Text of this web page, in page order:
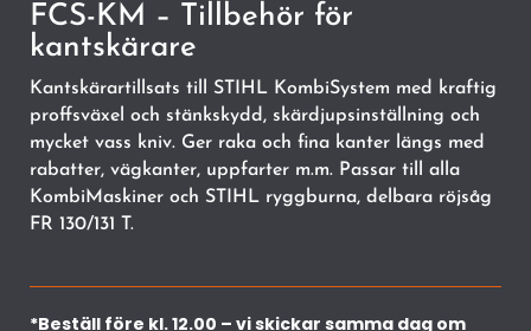
FCS-KM – Tillbehör för
kantskärare
Kantskärartillsats till STIHL KombiSystem med kraftig
proffsväxel och stänkskydd, skärdjupsinställning och
mycket vass kniv. Ger raka och fina kanter längs med
rabatter, vägkanter, uppfarter m.m. Passar till alla
KombiMaskiner och STIHL ryggburna, delbara röjsåg
FR 130/131 T.
*Beställ före kl. 12.00 – vi skickar samma dag om